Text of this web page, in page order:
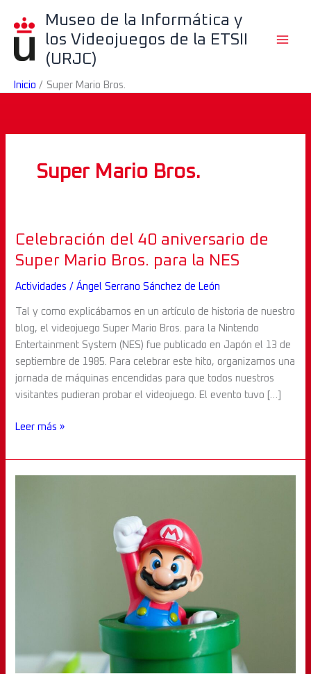
contenido
Museo de la Informática y
los Videojuegos de la ETSII
(URJC)
Inicio Super Mario Bros.
Super Mario Bros.
Celebración del 40 aniversario de
Super Mario Bros. para la NES
Actividades /Ángel Serrano Sánchez de León
Tal y como explicábamos en un artículo de historia de nuestro
blog, el videojuego Super Mario Bros. para la Nintendo
Entertainment System (NES) fue publicado en Japón el 13 de
septiembre de 1985. Para celebrar este hito, organizamos una
jornada de máquinas encendidas para que todos nuestros
visitantes pudieran probar el videojuego. El evento tuvo […]
Celebración
del
aniversario
Super
Mario
para
la
Leer más »
u
a